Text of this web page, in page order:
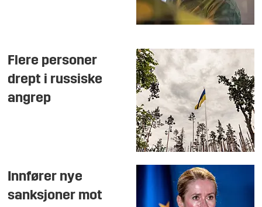
Flere personer
drept i russiske
angrep
Innfører nye
sanksjoner mot